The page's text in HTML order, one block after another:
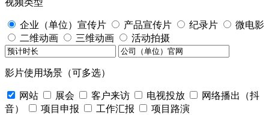
视频类型
企业（单位）宣传片 产品宣传片 纪录片
微电影
二维动画
三维动画 活动拍摄
影片使用场景（可多选）
网站 展会 客户来访 电视投放
网络播出（抖
音）
项目申报 工作汇报 项目路演